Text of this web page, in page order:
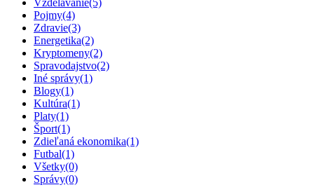
Vzdelávanie(5)
Pojmy(4)
Zdravie(3)
Energetika(2)
Kryptomeny(2)
Spravodajstvo(2)
Iné správy(1)
Blogy(1)
Kultúra(1)
Platy(1)
Šport(1)
Zdieľaná ekonomika(1)
Futbal(1)
Všetky(0)
Správy(0)